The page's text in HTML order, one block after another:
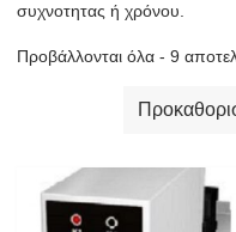
συχνοτητας ή χρόνου.
Προβάλλονται όλα - 9